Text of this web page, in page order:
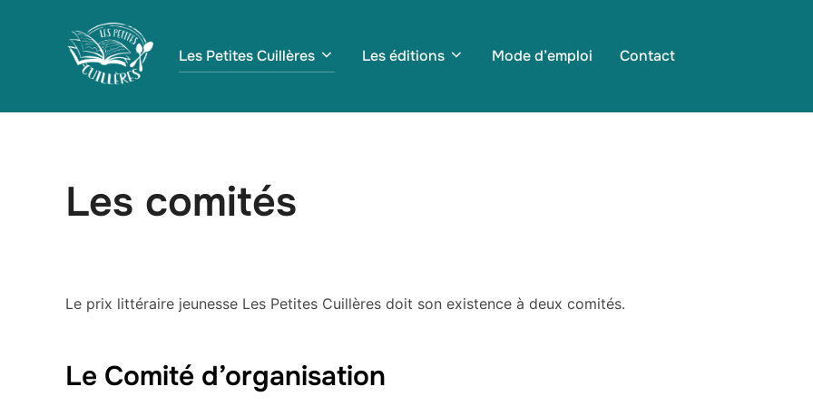
Les Petites Cuillères Les éditions Mode d’emploi Contact
Les comités
Le prix littéraire jeunesse Les Petites Cuillères doit son existence à deux comités.
Le Comité d’organisation